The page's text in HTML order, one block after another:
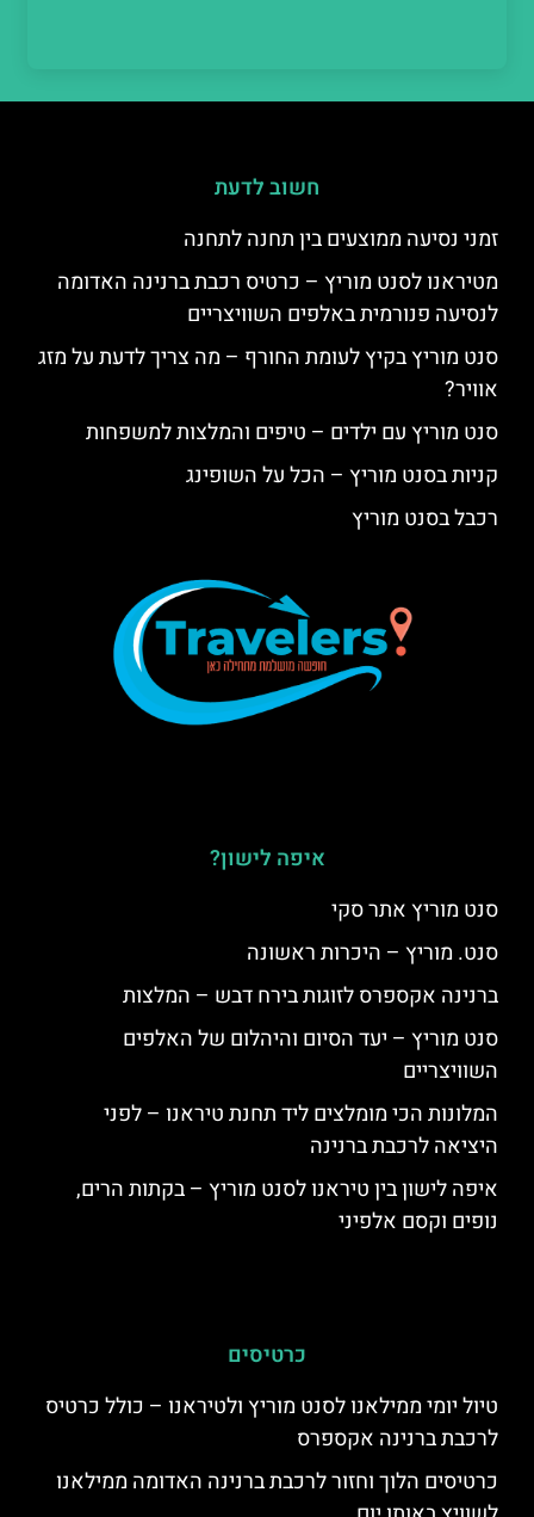
חשוב לדעת
זמני נסיעה ממוצעים בין תחנה לתחנה
מטיראנו לסנט מוריץ – כרטיס רכבת ברנינה האדומה
לנסיעה פנורמית באלפים השוויצריים
סנט מוריץ בקיץ לעומת החורף – מה צריך לדעת על מזג
אוויר?
סנט מוריץ עם ילדים – טיפים והמלצות למשפחות
קניות בסנט מוריץ – הכל על השופינג
רכבל בסנט מוריץ
איפה לישון?
סנט מוריץ אתר סקי
סנט. מוריץ – היכרות ראשונה
ברנינה אקספרס לזוגות בירח דבש – המלצות
סנט מוריץ – יעד הסיום והיהלום של האלפים
השוויצריים
המלונות הכי מומלצים ליד תחנת טיראנו – לפני
היציאה לרכבת ברנינה
איפה לישון בין טיראנו לסנט מוריץ – בקתות הרים,
נופים וקסם אלפיני
כרטיסים
טיול יומי ממילאנו לסנט מוריץ ולטיראנו – כולל כרטיס
לרכבת ברנינה אקספרס
כרטיסים הלוך וחזור לרכבת ברנינה האדומה ממילאנו